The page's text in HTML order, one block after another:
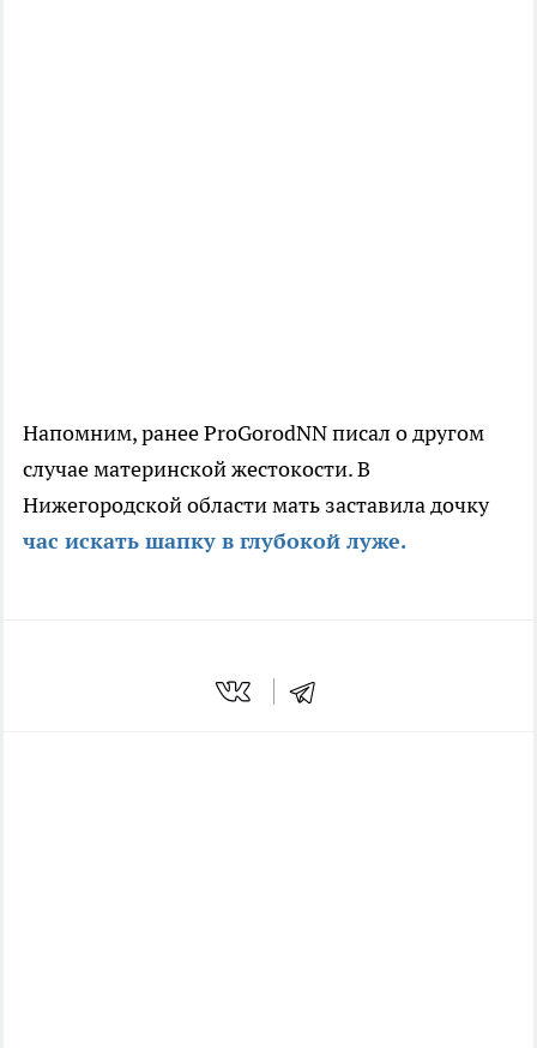
Напомним, ранее ProGorodNN писал о другом
случае материнской жестокости. В
Нижегородской области мать заставила дочку
час искать шапку в глубокой луже.